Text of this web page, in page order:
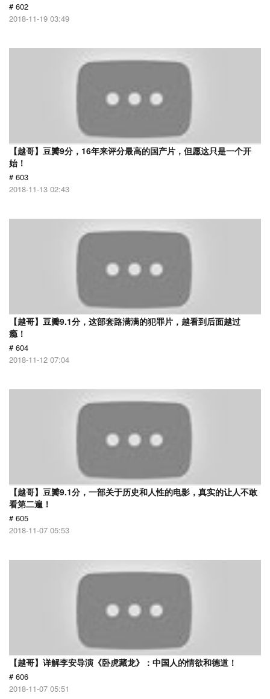
# 602
2018-11-19 03:49
【越哥】豆瓣9分，16年来评分最高的国产片，但愿这只是一个开
始！
# 603
2018-11-13 02:43
【越哥】豆瓣9.1分，这部套路满满的犯罪片，越看到后面越过
瘾！
# 604
2018-11-12 07:04
【越哥】豆瓣9.1分，一部关于历史和人性的电影，真实的让人不敢
看第二遍！
# 605
2018-11-07 05:53
【越哥】详解李安导演《卧虎藏龙》：中国人的情欲和德道！
# 606
2018-11-07 05:51